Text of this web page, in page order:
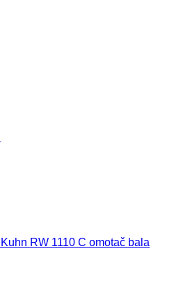
Kuhn RW 1110 C omotač bala